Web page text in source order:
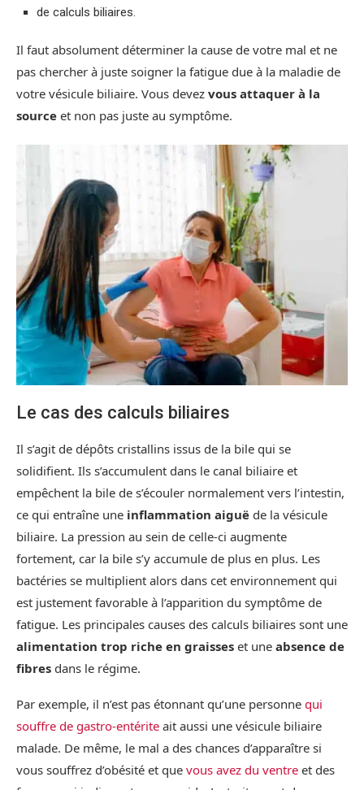
de calculs biliaires.
Il faut absolument déterminer la cause de votre mal et ne
pas chercher à juste soigner la fatigue due à la maladie de
votre vésicule biliaire. Vous devez vous attaquer à la
source et non pas juste au symptôme.
Le cas des calculs biliaires
Il s’agit de dépôts cristallins issus de la bile qui se
solidifient. Ils s’accumulent dans le canal biliaire et
empêchent la bile de s’écouler normalement vers l’intestin,
ce qui entraîne une inflammation aiguë de la vésicule
biliaire. La pression au sein de celle-ci augmente
fortement, car la bile s’y accumule de plus en plus. Les
bactéries se multiplient alors dans cet environnement qui
est justement favorable à l’apparition du symptôme de
fatigue. Les principales causes des calculs biliaires sont une
alimentation trop riche en graisses et une absence de
fibres dans le régime.
Par exemple, il n’est pas étonnant qu’une personne qui
souffre de gastro-entérite ait aussi une vésicule biliaire
malade. De même, le mal a des chances d’apparaître si
vous souffrez d’obésité et que vous avez du ventre et des